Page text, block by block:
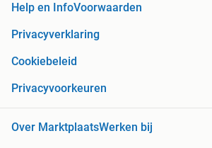
Help en InfoVoorwaarden
Privacyverklaring
Cookiebeleid
Privacyvoorkeuren
Over MarktplaatsWerken bij